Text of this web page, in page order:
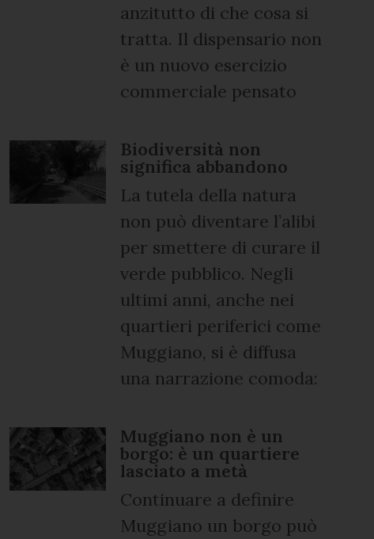
anzitutto di che cosa si
tratta. Il dispensario non
è un nuovo esercizio
commerciale pensato
Biodiversità non
significa abbandono
La tutela della natura
non può diventare l’alibi
per smettere di curare il
verde pubblico. Negli
ultimi anni, anche nei
quartieri periferici come
Muggiano, si è diffusa
una narrazione comoda:
Muggiano non è un
borgo: è un quartiere
lasciato a metà
Continuare a definire
Muggiano un borgo può